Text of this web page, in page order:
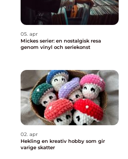
05. apr
Mickes serier: en nostalgisk resa
genom vinyl och seriekonst
02. apr
Hekling en kreativ hobby som gir
varige skatter